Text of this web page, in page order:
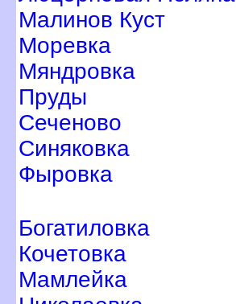
Малинов Куст
Моревка
Мяндровка
Пруды
Сеченово
Синяковка
Фыровка
Богатиловка
Кочетовка
Мамлейка